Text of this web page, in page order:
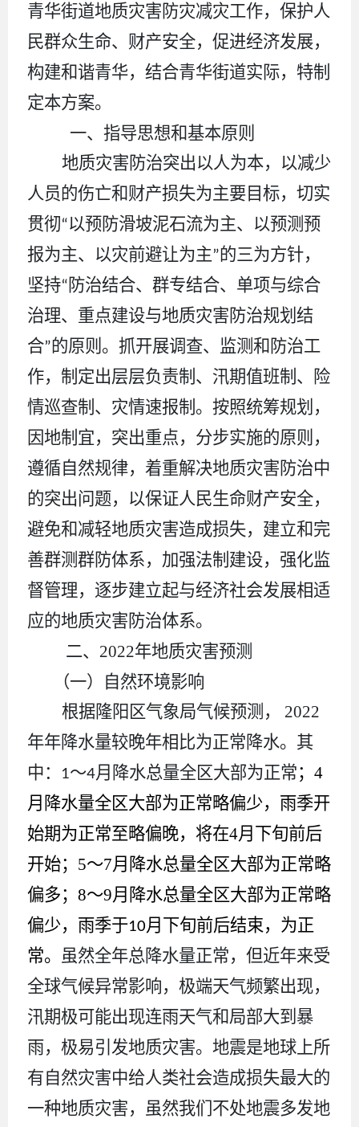
青华街道地质灾害防灾减灾工作，保护人
民群众生命、财产安全，促进经济发展，
构建和谐青华，结合青华街道实际，特制
定本方案。
一、指导思想和基本原则
地质灾害防治突出以人为本， 以减少
人员的伤亡和财产损失为主要目标， 切实
贯彻“以预防滑坡泥石流为主、以预测预
报为主、以灾前避让为主”的三为方针，
坚持“ 防治结合、群专结合、单项与综合
治理、重点建设与地质灾害防治规划结
合”的原则。抓开展调查、监测和防治工
作，制定出层层负责制、汛期值班制、险
情巡查制、灾情速报制。按照统筹规划，
因地制宜，突出重点，分步实施的原则，
遵循自然规律，着重解决地质灾害防治中
的突出问题，以保证人民生命财产安全，
避免和减轻地质灾害造成损失，建立和完
善群测群防体系，加强法制建设，强化监
督管理，逐步建立起与经济社会发展相适
应的地质灾害防治体系。
二、 2022年地质灾害预测
（一）自然环境影响
根据隆阳区气象局气候预测，
2022
年年降水量较晚年相比为正常降水。其
中：
1～4月降水总量全区大部为正常； 4
月降水量全区大部为正常略偏少，雨季开
始期为正常至略偏晚，将在4月下旬前后
开始； 5～7月降水总量全区大部为正常略
偏多； 8～9月降水总量全区大部为正常略
偏少，雨季于10月下旬前后结束，为正
常。
虽然全年总降水量正常，但近年来受
全球气候异常影响，极端天气频繁出现，
汛期极可能出现连雨天气和局部大到暴
雨，极易引发地质灾害。地震是地球上所
有自然灾害中给人类社会造成损失最大的
一种地质灾害，虽然我们不处地震多发地